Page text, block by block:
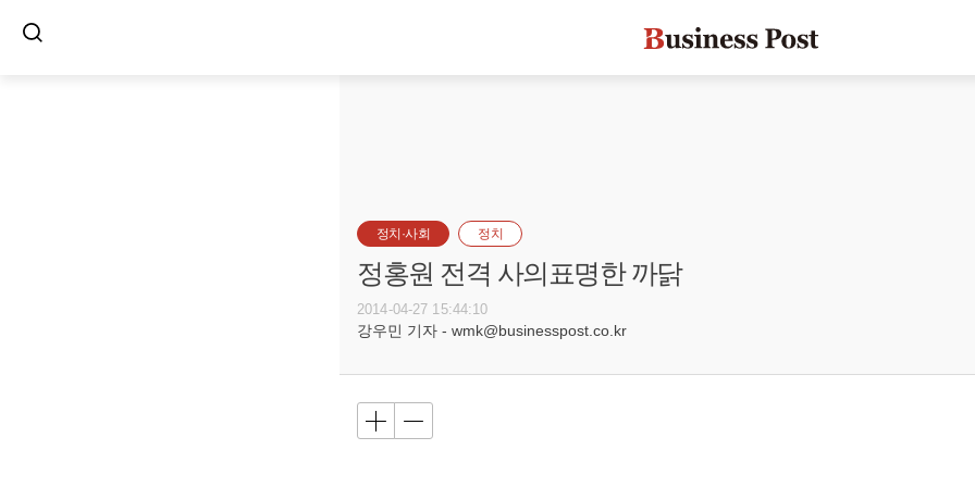
정치·사회 정치
정홍원 전격 사의표명한 까닭
2014-04-27 15:44:10
강우민 기자 - wmk@businesspost.co.kr